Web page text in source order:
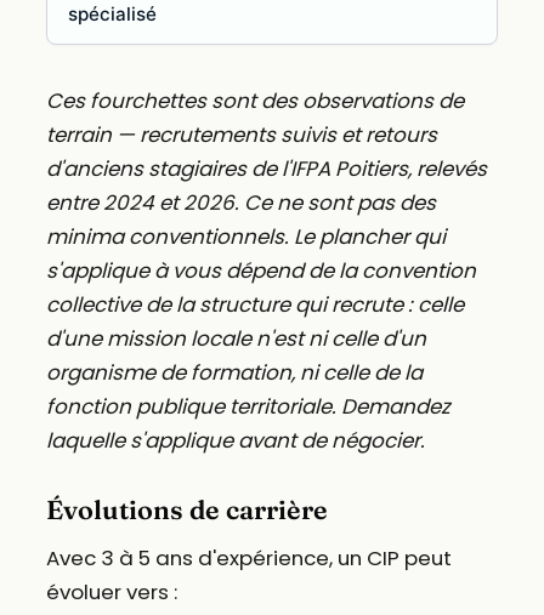
spécialisé
Ces fourchettes sont des observations de
terrain — recrutements suivis et retours
d'anciens stagiaires de l'IFPA Poitiers, relevés
entre 2024 et 2026. Ce ne sont pas des
minima conventionnels. Le plancher qui
s'applique à vous dépend de la convention
collective de la structure qui recrute : celle
d'une mission locale n'est ni celle d'un
organisme de formation, ni celle de la
fonction publique territoriale. Demandez
laquelle s'applique avant de négocier.
Évolutions de carrière
Avec 3 à 5 ans d'expérience, un CIP peut
évoluer vers :